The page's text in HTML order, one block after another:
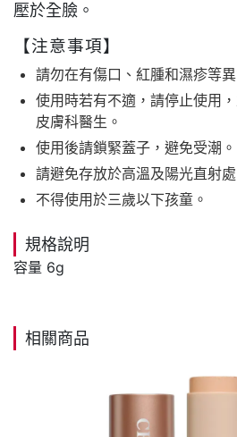
壓於全臉。
【注意事項】
請勿在有傷口、紅腫和濕疹等
使用時若有不適，請停止使用
皮膚科醫生。
使用後請鎖緊蓋子，避免受潮。
請避免存放於高溫及陽光直射處
不得使用於三歲以下孩童。
規格說明
容量 6g
相關商品